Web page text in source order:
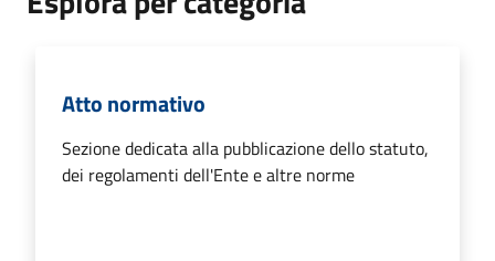
Atto normativo
Sezione dedicata alla pubblicazione dello statuto,
dei regolamenti dell'Ente e altre norme